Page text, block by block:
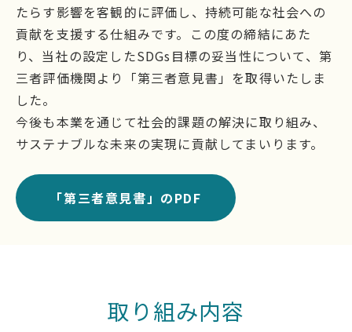
たらす影響を客観的に評価し、持続可能な社会への
貢献を支援する仕組みです。この度の締結にあた
り、当社の設定したSDGs目標の妥当性について、第
三者評価機関より「第三者意見書」を取得いたしま
した。
今後も本業を通じて社会的課題の解決に取り組み、
サステナブルな未来の実現に貢献してまいります。
「第三者意見書」のPDF
取り組み内容